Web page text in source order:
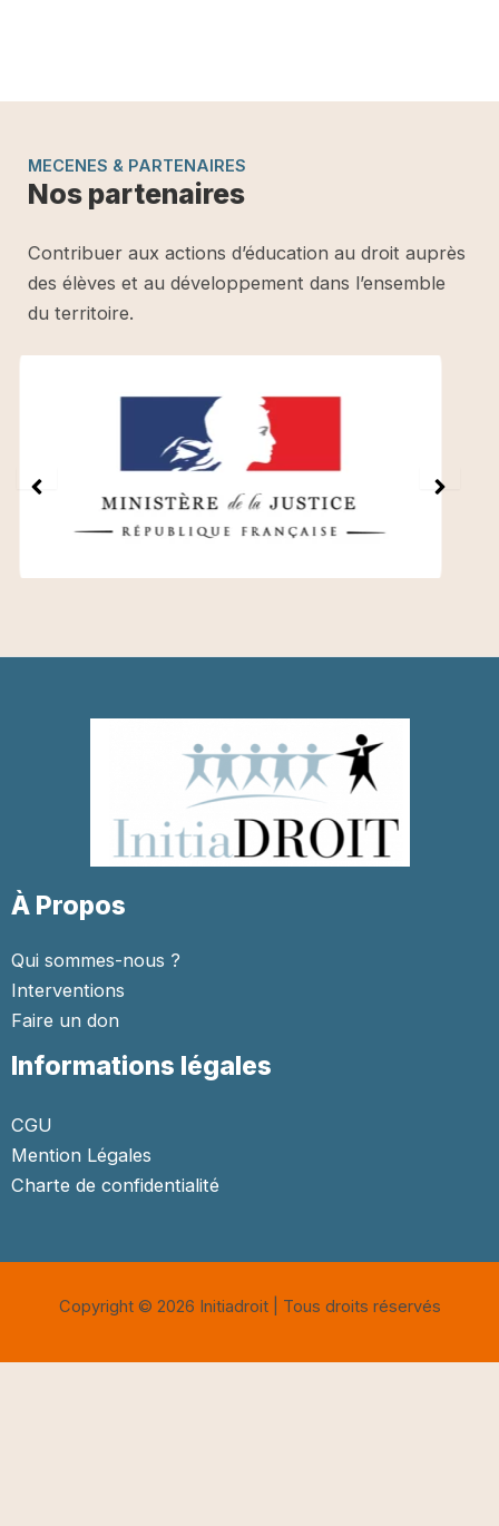
MECENES & PARTENAIRES
Nos partenaires
Contribuer aux actions d’éducation au droit auprès
des élèves et au développement dans l’ensemble
du territoire.
À Propos
Qui sommes-nous ?
Interventions
Faire un don
Informations légales
CGU
Mention Légales
Charte de confidentialité
Copyright © 2026 Initiadroit | Tous droits réservés